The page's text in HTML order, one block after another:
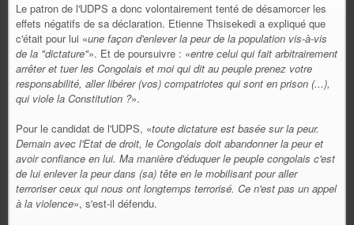
Le patron de l'UDPS a donc volontairement tenté de désamorcer les
effets négatifs de sa déclaration. Etienne Thsisekedi a expliqué que
c'était pour lui «une façon d'enlever la peur de la population vis-à-vis
de la "dictature"». Et de poursuivre : «entre celui qui fait arbitrairement
arrêter et tuer les Congolais et moi qui dit au peuple prenez votre
responsabilité, aller libérer (vos) compatriotes qui sont en prison (...),
qui viole la Constitution ?».
Pour le candidat de l'UDPS, «toute dictature est basée sur la peur.
Demain avec l'Etat de droit, le Congolais doit abandonner la peur et
avoir confiance en lui. Ma manière d'éduquer le peuple congolais c'est
de lui enlever la peur dans (sa) tête en le mobilisant pour aller
terroriser ceux qui nous ont longtemps terrorisé. Ce n'est pas un appel
à la violence», s'est-il défendu.